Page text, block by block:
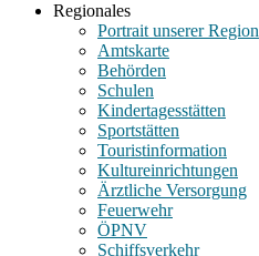
Regionales
Portrait unserer Region
Amtskarte
Behörden
Schulen
Kindertagesstätten
Sportstätten
Touristinformation
Kultureinrichtungen
Ärztliche Versorgung
Feuerwehr
ÖPNV
Schiffsverkehr